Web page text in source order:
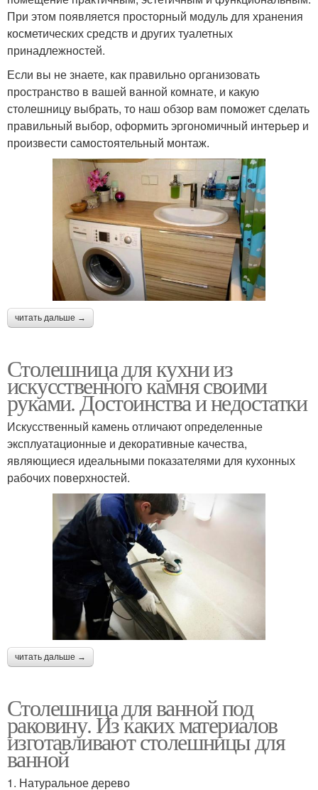
При этом появляется просторный модуль для хранения
косметических средств и других туалетных
принадлежностей.
Если вы не знаете, как правильно организовать
пространство в вашей ванной комнате, и какую
столешницу выбрать, то наш обзор вам поможет сделать
правильный выбор, оформить эргономичный интерьер и
произвести самостоятельный монтаж.
читать дальше →
Столешница для кухни из
искусственного камня своими
руками. Достоинства и недостатки
Искусственный камень отличают определенные
эксплуатационные и декоративные качества,
являющиеся идеальными показателями для кухонных
рабочих поверхностей.
читать дальше →
Столешница для ванной под
раковину. Из каких материалов
изготавливают столешницы для
ванной
1. Натуральное дерево